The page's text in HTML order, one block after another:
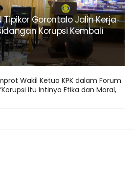
Tipikor Gorontalo Jalin Kerja
Korupsi Kembali
Wakil Ketua KPK dalam Forum
Itu Intinya Etika dan Moral,